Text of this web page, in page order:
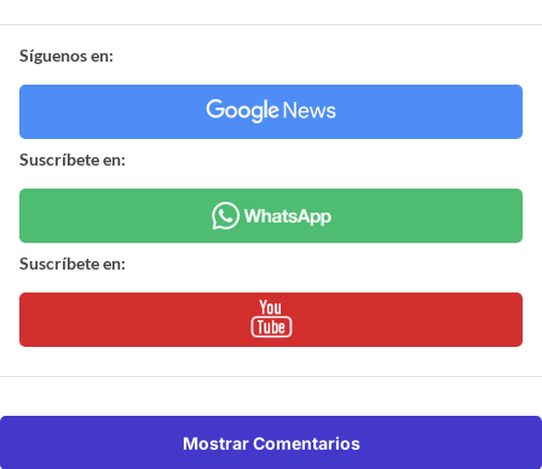
Síguenos en:
Suscríbete en:
Suscríbete en:
Mostrar Comentarios